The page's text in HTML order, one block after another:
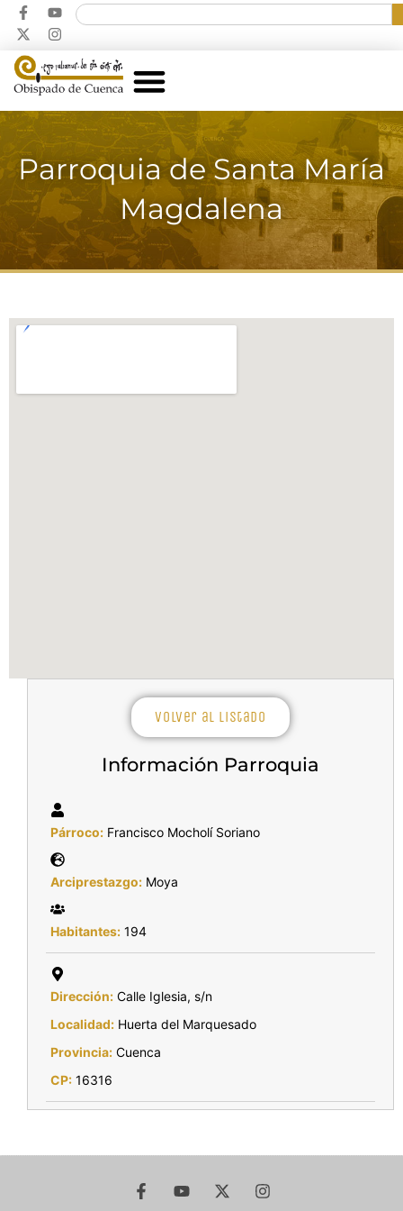
Parroquia de Santa María
Magdalena
Volver al listado
Información Parroquia
Párroco: Francisco Mocholí Soriano
Arciprestazgo: Moya
Habitantes: 194
Dirección: Calle Iglesia, s/n
Localidad: Huerta del Marquesado
Provincia: Cuenca
CP: 16316